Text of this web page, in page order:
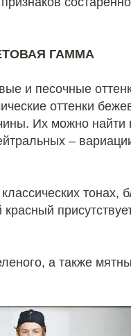
ГАММА
и песочные
оттенки
Их можно найти
–
тонах,
а также